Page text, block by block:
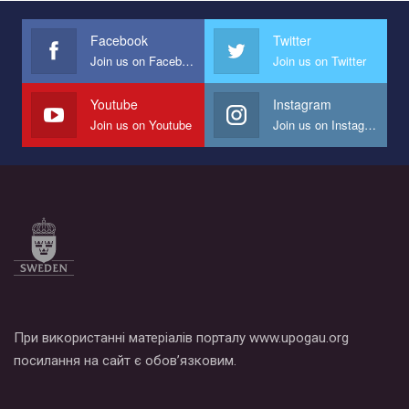
представляющий программу развития организации.
Мы просим вас поддержать нас и помочь нам реализовать
наш план по борьбе с насилием и дискриминацией на почве
СОГИ в Украине.
Все, что вам нужно сделать - это зайти на наш канал YouTube
по этой ссылке и поставить лайк под видео.
Facebook
Join us on Facebook
Twitter
Join us on Twitter
Youtube
Join us on Youtube
Instagram
Join us on Instagram
При використанні матеріалів порталу www.upogau.org
посилання на сайт є обов’язковим.